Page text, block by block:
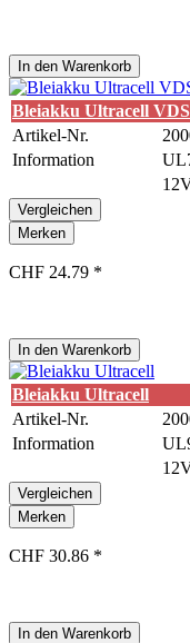
In den Warenkorb
Bleiakku Ultracell
Artikel-Nr.
Information
Vergleichen
Merken
CHF 24.79 *
In den Warenkorb
Bleiakku Ultracell
Artikel-Nr.
Information
Vergleichen
Merken
CHF 30.86 *
In den Warenkorb